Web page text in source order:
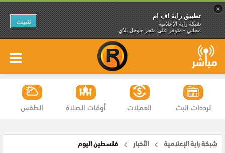
×
تطبيق راية اف ام
شبكة راية الإعلامية
مجاني - متوفر على متجر جوجل بلاي
تثبيت
الطقس أوقات الصلاة العملات ترددات البث
شبكة راية الإعلامية الأخبار فلسطين اليوم